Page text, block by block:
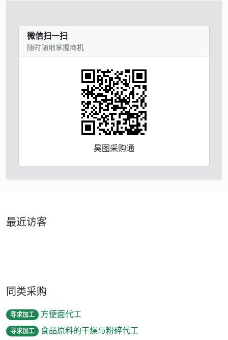
微信扫一扫
随时随地掌握商机
昊图采购通
最近访客
同类采购
寻求加工 方便面代工
寻求加工 食品原料的干燥与粉碎代工